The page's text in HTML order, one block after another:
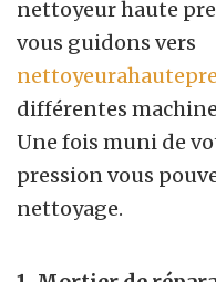
nettoyeur haute
vous guidons vers
différentes
Une fois muni de
pression vous
nettoyage.